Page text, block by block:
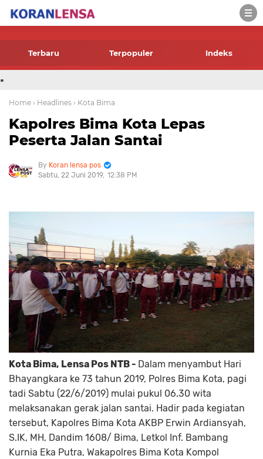
-->
Terbaru Terpopuler Indeks
.
Home › Headlines › Kota Bima
Kapolres Bima Kota Lepas
Peserta Jalan Santai
Koran lensa pos
Sabtu, 22 Juni 2019 12:38 PM
Kota Bima, Lensa Pos NTB - Dalam menyambut Hari
Bhayangkara ke 73 tahun 2019, Polres Bima Kota, pagi
tadi Sabtu (22/6/2019) mulai pukul 06.30 wita
melaksanakan gerak jalan santai. Hadir pada kegiatan
tersebut, Kapolres Bima Kota AKBP Erwin Ardiansyah,
S.IK, MH, Dandim 1608/ Bima, Letkol Inf. Bambang
Kurnia Eka Putra, Wakapolres Bima Kota Kompol